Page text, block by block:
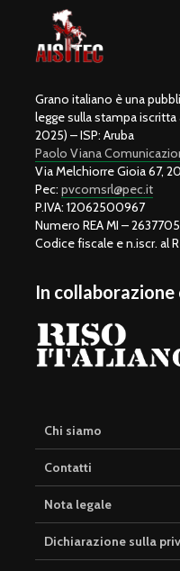
Grano italiano è una
legge sulla stampa
2025) – ISP: Aruba
Paolo Viana
Via Melchiorre Gioia 67,
Pec: pvcomsrl@pec.it
P.IVA: 12062500967
Numero REA MI – 2637705
Codice fiscale e n.iscr. al
In collaborazione
Chi siamo
Contatti
Nota legale
Dichiarazione sulla